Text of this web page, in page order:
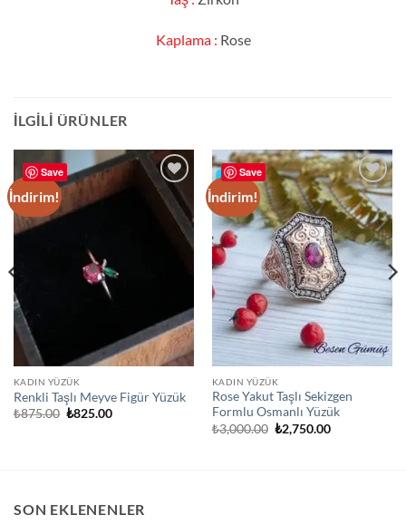
Kaplama : Rose
İLGILI ÜRÜNLER
Save
İndirim!
Add to
wishlist
KADIN YÜZÜK
Renkli Taşlı Meyve Figür Yüzük
₺875.00 Orijinal
₺825.00Şu
Save
İndirim!
Add to
wishlist
KADIN YÜZÜK
Rose Yakut Taşlı Sekizgen
Formlu Osmanlı Yüzük
₺3,000.00 Orijinal
fiyat:
₺2,750.00Şu
SON EKLENENLER